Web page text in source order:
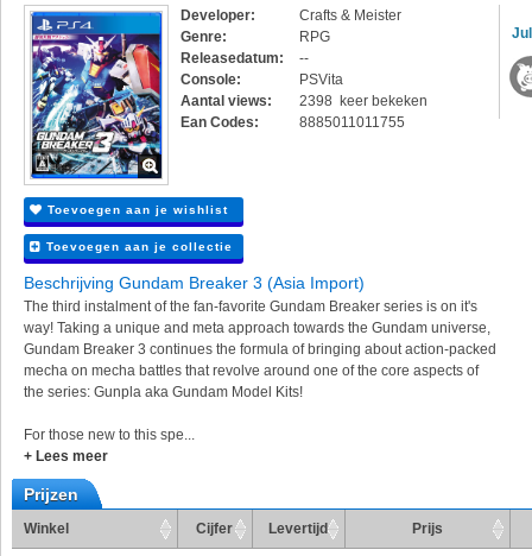
Developer:
Crafts & Meister
Genre:
RPG
Releasedatum:
--
Console:
PSVita
Aantal views:
2398 keer bekeken
Ean Codes:
8885011011755
Toevoegen aan je wishlist
Toevoegen aan je collectie
Beschrijving Gundam Breaker 3 (Asia Import)
The third instalment of the fan-favorite Gundam Breaker series is on it's
way! Taking a unique and meta approach towards the Gundam universe,
Gundam Breaker 3 continues the formula of bringing about action-packed
mecha on mecha battles that revolve around one of the core aspects of
the series: Gunpla aka Gundam Model Kits!
For those new to this spe...
+ Lees meer
Prijzen
Winkel Cijfer Levertijd Prijs